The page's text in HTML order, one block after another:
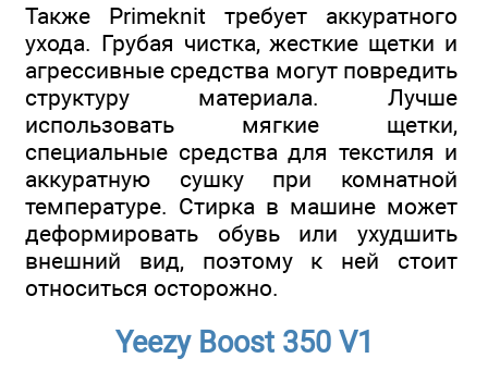
Также Primeknit требует аккуратного
ухода. Грубая чистка, жесткие щетки и
агрессивные средства могут повредить
структуру материала. Лучше
использовать мягкие щетки,
специальные средства для текстиля и
аккуратную сушку при комнатной
температуре. Стирка в машине может
деформировать обувь или ухудшить
внешний вид, поэтому к ней стоит
относиться осторожно.
Yeezy Boost 350 V1